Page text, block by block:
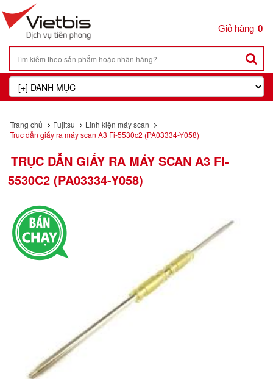
0
Trang chủ Fujitsu
Linh kiện máy scan
Trục dẫn giấy ra máy scan A3 Fi-5530c2 (PA03334-Y058)
TRỤC DẪN GIẤY RA MÁY SCAN A3 FI-
5530C2 (PA03334-Y058)